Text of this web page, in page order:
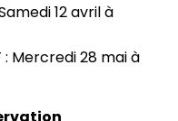
12 avril à
Mercredi 28 mai à